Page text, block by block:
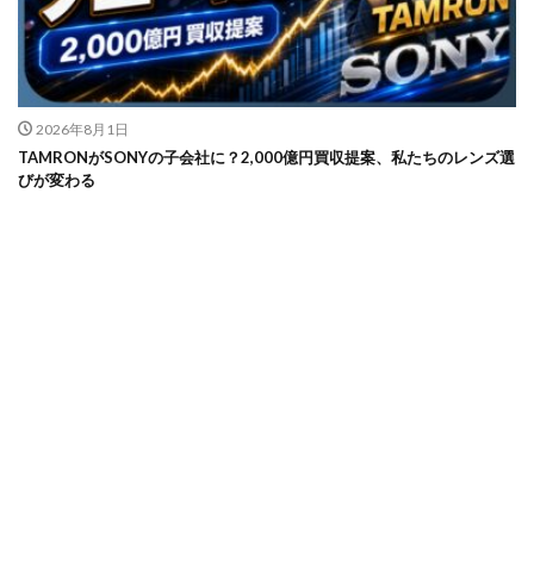
2026年8月1日
TAMRONがSONYの子会社に？2,000億円買収提案、私たちのレンズ選
びが変わる